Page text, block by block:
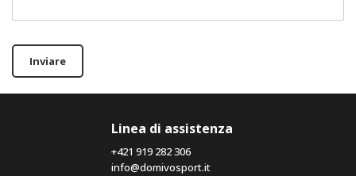
Inviare
Linea di assistenza
+421 919 282 306
info@domivosport.it